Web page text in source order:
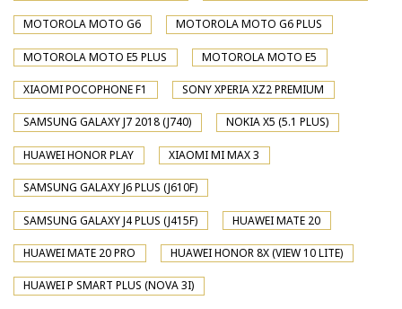
MOTOROLA MOTO G6 MOTOROLA MOTO G6 PLUS
MOTOROLA MOTO E5 PLUS MOTOROLA MOTO E5
XIAOMI POCOPHONE F1 SONY XPERIA XZ2 PREMIUM
SAMSUNG GALAXY J7 2018 (J740) NOKIA X5 (5.1 PLUS)
HUAWEI HONOR PLAY XIAOMI MI MAX 3
SAMSUNG GALAXY J6 PLUS (J610F)
SAMSUNG GALAXY J4 PLUS (J415F) HUAWEI MATE 20
HUAWEI MATE 20 PRO HUAWEI HONOR 8X (VIEW 10 LITE)
HUAWEI P SMART PLUS (NOVA 3I)